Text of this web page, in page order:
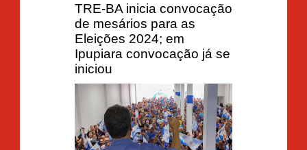
TRE-BA inicia convocação
de mesários para as
Eleições 2024; em
Ipupiara convocação já se
iniciou